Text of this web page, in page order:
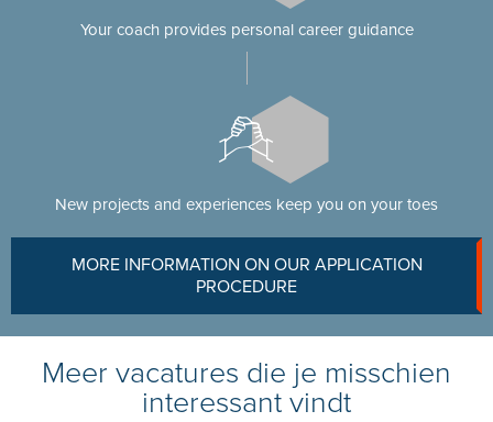
Your coach provides personal career guidance
New projects and experiences keep you on your toes
MORE INFORMATION ON OUR APPLICATION
PROCEDURE
Meer vacatures die je misschien
interessant vindt